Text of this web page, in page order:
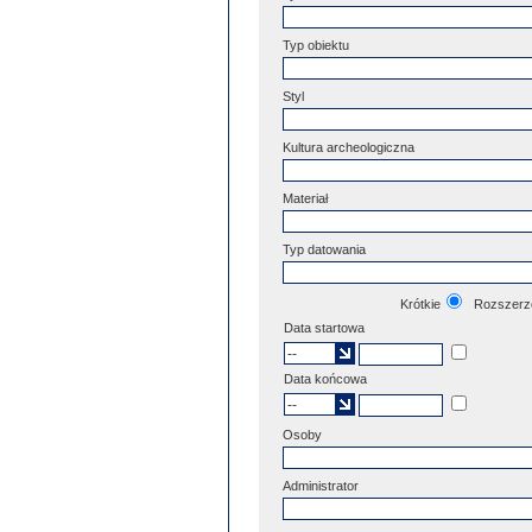
Typ obiektu
Styl
Kultura archeologiczna
Materiał
Typ datowania
Krótkie
Data startowa
Data końcowa
Osoby
Administrator